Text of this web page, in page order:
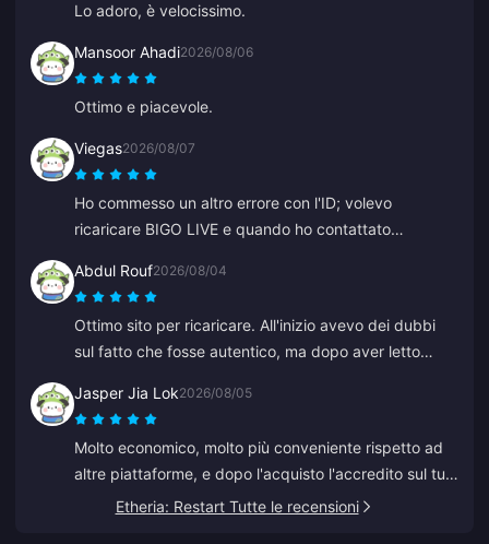
Lo adoro, è velocissimo.
Mansoor Ahadi2026/08/06
Ottimo e piacevole.
Viegas2026/08/07
Ho commesso un altro errore con l'ID; volevo
ricaricare BIGO LIVE e quando ho contattato
sempre rispettoso e gentile. Grazie questa volta a ZY.
Abdul Rouf2026/08/04
Ottimo sito per ricaricare. All'inizio avevo dei dubbi
sul fatto che fosse autentico, ma dopo aver letto
arrivato in meno di 2 minuti, quindi sono molto
soddisfatto.
Jasper Jia Lok2026/08/05
Molto economico, molto più conveniente rispetto ad
altre piattaforme, e dopo l'acquisto l'accredito sul tuo
account avviene in pochi secondi.
Etheria: Restart Tutte le recensioni